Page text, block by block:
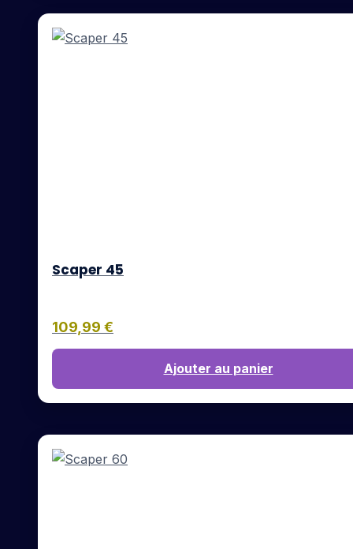
Scaper 45
109,99 €
Ajouter au panier